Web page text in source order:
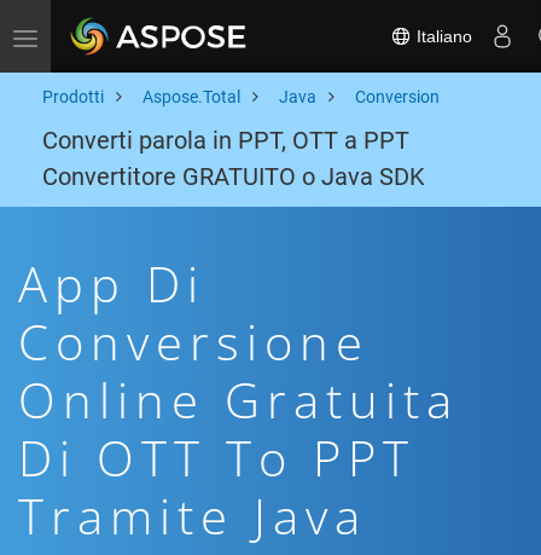
Toggle navigation Italiano
Prodotti Aspose.Total Java Conversion
Converti parola in PPT, OTT a PPT
Convertitore GRATUITO o Java SDK
App Di
Conversione
Online Gratuita
Di OTT To PPT
Tramite Java